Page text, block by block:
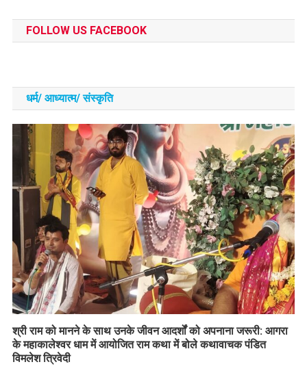
FOLLOW US FACEBOOK
धर्म/ आध्‍यात्‍म/ संस्‍कृति
​श्री राम को मानने के साथ उनके जीवन आदर्शों को अपनाना जरूरी: आगरा
के महाकालेश्वर धाम में आयोजित राम कथा में बोले कथावाचक पंडित
विमलेश त्रिवेदी